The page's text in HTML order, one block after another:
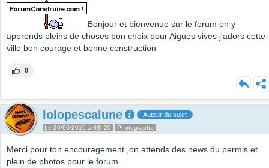
Bonjour et bienvenue sur le forum on y
apprends pleins de choses bon choix pour Aigues vives j'adors cette
ville bon courage et bonne construction
0
lolopescalune Auteur du sujet
Le 20/06/2010 à 09h20 Photographe
Merci pour ton encouragement ,on attends des news du permis et
plein de photos pour le forum...